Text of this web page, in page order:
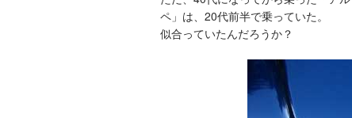
ペ」は、20代前半で乗っていた。
似合っていたんだろうか？